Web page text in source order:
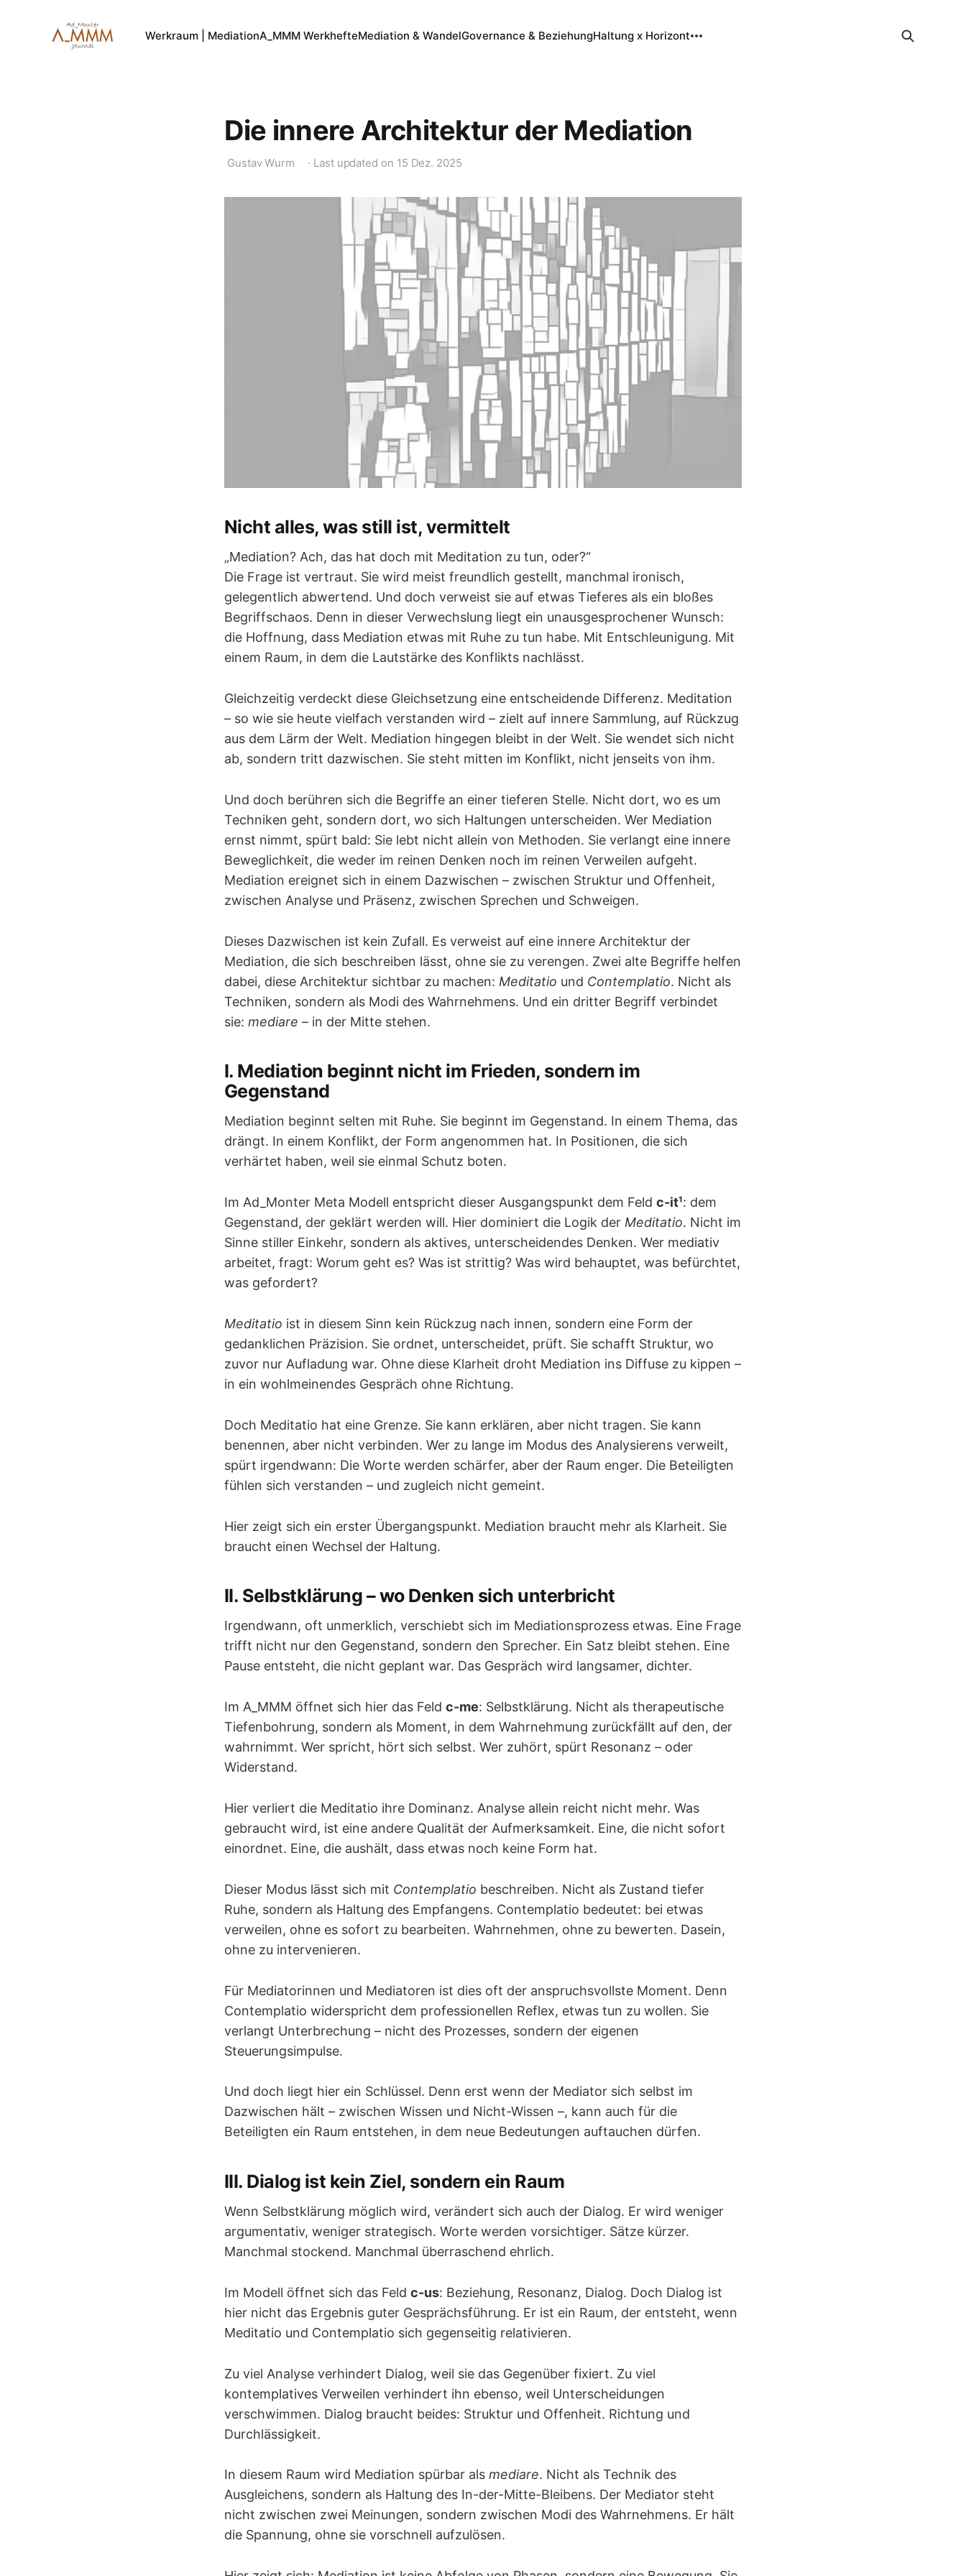
Werkraum | MediationA_MMM WerkhefteMediation & WandelGovernance & BeziehungHaltung x Horizont
Die innere Architektur der Mediation
Gustav Wurm · Last updated on 15 Dez. 2025
Nicht alles, was still ist, vermittelt
„Mediation? Ach, das hat doch mit Meditation zu tun, oder?“
Die Frage ist vertraut. Sie wird meist freundlich gestellt, manchmal ironisch,
gelegentlich abwertend. Und doch verweist sie auf etwas Tieferes als ein bloßes
Begriffschaos. Denn in dieser Verwechslung liegt ein unausgesprochener Wunsch:
die Hoffnung, dass Mediation etwas mit Ruhe zu tun habe. Mit Entschleunigung. Mit
einem Raum, in dem die Lautstärke des Konflikts nachlässt.
Gleichzeitig verdeckt diese Gleichsetzung eine entscheidende Differenz. Meditation
– so wie sie heute vielfach verstanden wird – zielt auf innere Sammlung, auf Rückzug
aus dem Lärm der Welt. Mediation hingegen bleibt in der Welt. Sie wendet sich nicht
ab, sondern tritt dazwischen. Sie steht mitten im Konflikt, nicht jenseits von ihm.
Und doch berühren sich die Begriffe an einer tieferen Stelle. Nicht dort, wo es um
Techniken geht, sondern dort, wo sich Haltungen unterscheiden. Wer Mediation
ernst nimmt, spürt bald: Sie lebt nicht allein von Methoden. Sie verlangt eine innere
Beweglichkeit, die weder im reinen Denken noch im reinen Verweilen aufgeht.
Mediation ereignet sich in einem Dazwischen – zwischen Struktur und Offenheit,
zwischen Analyse und Präsenz, zwischen Sprechen und Schweigen.
Dieses Dazwischen ist kein Zufall. Es verweist auf eine innere Architektur der
Mediation, die sich beschreiben lässt, ohne sie zu verengen. Zwei alte Begriffe helfen
dabei, diese Architektur sichtbar zu machen: Meditatio und Contemplatio. Nicht als
Techniken, sondern als Modi des Wahrnehmens. Und ein dritter Begriff verbindet
sie: mediare – in der Mitte stehen.
I. Mediation beginnt nicht im Frieden, sondern im
Gegenstand
Mediation beginnt selten mit Ruhe. Sie beginnt im Gegenstand. In einem Thema, das
drängt. In einem Konflikt, der Form angenommen hat. In Positionen, die sich
verhärtet haben, weil sie einmal Schutz boten.
Im Ad_Monter Meta Modell entspricht dieser Ausgangspunkt dem Feld c-it¹: dem
Gegenstand, der geklärt werden will. Hier dominiert die Logik der Meditatio. Nicht im
Sinne stiller Einkehr, sondern als aktives, unterscheidendes Denken. Wer mediativ
arbeitet, fragt: Worum geht es? Was ist strittig? Was wird behauptet, was befürchtet,
was gefordert?
Meditatio ist in diesem Sinn kein Rückzug nach innen, sondern eine Form der
gedanklichen Präzision. Sie ordnet, unterscheidet, prüft. Sie schafft Struktur, wo
zuvor nur Aufladung war. Ohne diese Klarheit droht Mediation ins Diffuse zu kippen –
in ein wohlmeinendes Gespräch ohne Richtung.
Doch Meditatio hat eine Grenze. Sie kann erklären, aber nicht tragen. Sie kann
benennen, aber nicht verbinden. Wer zu lange im Modus des Analysierens verweilt,
spürt irgendwann: Die Worte werden schärfer, aber der Raum enger. Die Beteiligten
fühlen sich verstanden – und zugleich nicht gemeint.
Hier zeigt sich ein erster Übergangspunkt. Mediation braucht mehr als Klarheit. Sie
braucht einen Wechsel der Haltung.
II. Selbstklärung – wo Denken sich unterbricht
Irgendwann, oft unmerklich, verschiebt sich im Mediationsprozess etwas. Eine Frage
trifft nicht nur den Gegenstand, sondern den Sprecher. Ein Satz bleibt stehen. Eine
Pause entsteht, die nicht geplant war. Das Gespräch wird langsamer, dichter.
Im A_MMM öffnet sich hier das Feld c-me: Selbstklärung. Nicht als therapeutische
Tiefenbohrung, sondern als Moment, in dem Wahrnehmung zurückfällt auf den, der
wahrnimmt. Wer spricht, hört sich selbst. Wer zuhört, spürt Resonanz – oder
Widerstand.
Hier verliert die Meditatio ihre Dominanz. Analyse allein reicht nicht mehr. Was
gebraucht wird, ist eine andere Qualität der Aufmerksamkeit. Eine, die nicht sofort
einordnet. Eine, die aushält, dass etwas noch keine Form hat.
Dieser Modus lässt sich mit Contemplatio beschreiben. Nicht als Zustand tiefer
Ruhe, sondern als Haltung des Empfangens. Contemplatio bedeutet: bei etwas
verweilen, ohne es sofort zu bearbeiten. Wahrnehmen, ohne zu bewerten. Dasein,
ohne zu intervenieren.
Für Mediatorinnen und Mediatoren ist dies oft der anspruchsvollste Moment. Denn
Contemplatio widerspricht dem professionellen Reflex, etwas tun zu wollen. Sie
verlangt Unterbrechung – nicht des Prozesses, sondern der eigenen
Steuerungsimpulse.
Und doch liegt hier ein Schlüssel. Denn erst wenn der Mediator sich selbst im
Dazwischen hält – zwischen Wissen und Nicht-Wissen –, kann auch für die
Beteiligten ein Raum entstehen, in dem neue Bedeutungen auftauchen dürfen.
III. Dialog ist kein Ziel, sondern ein Raum
Wenn Selbstklärung möglich wird, verändert sich auch der Dialog. Er wird weniger
argumentativ, weniger strategisch. Worte werden vorsichtiger. Sätze kürzer.
Manchmal stockend. Manchmal überraschend ehrlich.
Im Modell öffnet sich das Feld c-us: Beziehung, Resonanz, Dialog. Doch Dialog ist
hier nicht das Ergebnis guter Gesprächsführung. Er ist ein Raum, der entsteht, wenn
Meditatio und Contemplatio sich gegenseitig relativieren.
Zu viel Analyse verhindert Dialog, weil sie das Gegenüber fixiert. Zu viel
kontemplatives Verweilen verhindert ihn ebenso, weil Unterscheidungen
verschwimmen. Dialog braucht beides: Struktur und Offenheit. Richtung und
Durchlässigkeit.
In diesem Raum wird Mediation spürbar als mediare. Nicht als Technik des
Ausgleichens, sondern als Haltung des In-der-Mitte-Bleibens. Der Mediator steht
nicht zwischen zwei Meinungen, sondern zwischen Modi des Wahrnehmens. Er hält
die Spannung, ohne sie vorschnell aufzulösen.